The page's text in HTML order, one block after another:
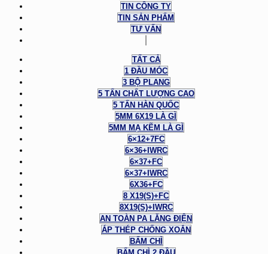
TIN CÔNG TY
TIN SẢN PHẨM
TƯ VẤN
TẤT CẢ
1 ĐẦU MÓC
3 BỘ PLANG
5 TẤN CHẤT LƯỢNG CAO
5 TẤN HÀN QUỐC
5MM 6X19 LÀ GÌ
5MM MẠ KẼM LÀ GÌ
6×12+7FC
6×36+IWRC
6×37+FC
6×37+IWRC
6X36+FC
8 X19(S)+FC
8X19(S)+IWRC
AN TOÀN PA LĂNG ĐIỆN
ÁP THÉP CHỐNG XOẮN
BẤM CHÌ